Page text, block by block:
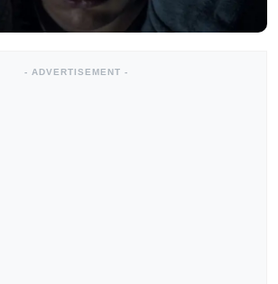
- ADVERTISEMENT -